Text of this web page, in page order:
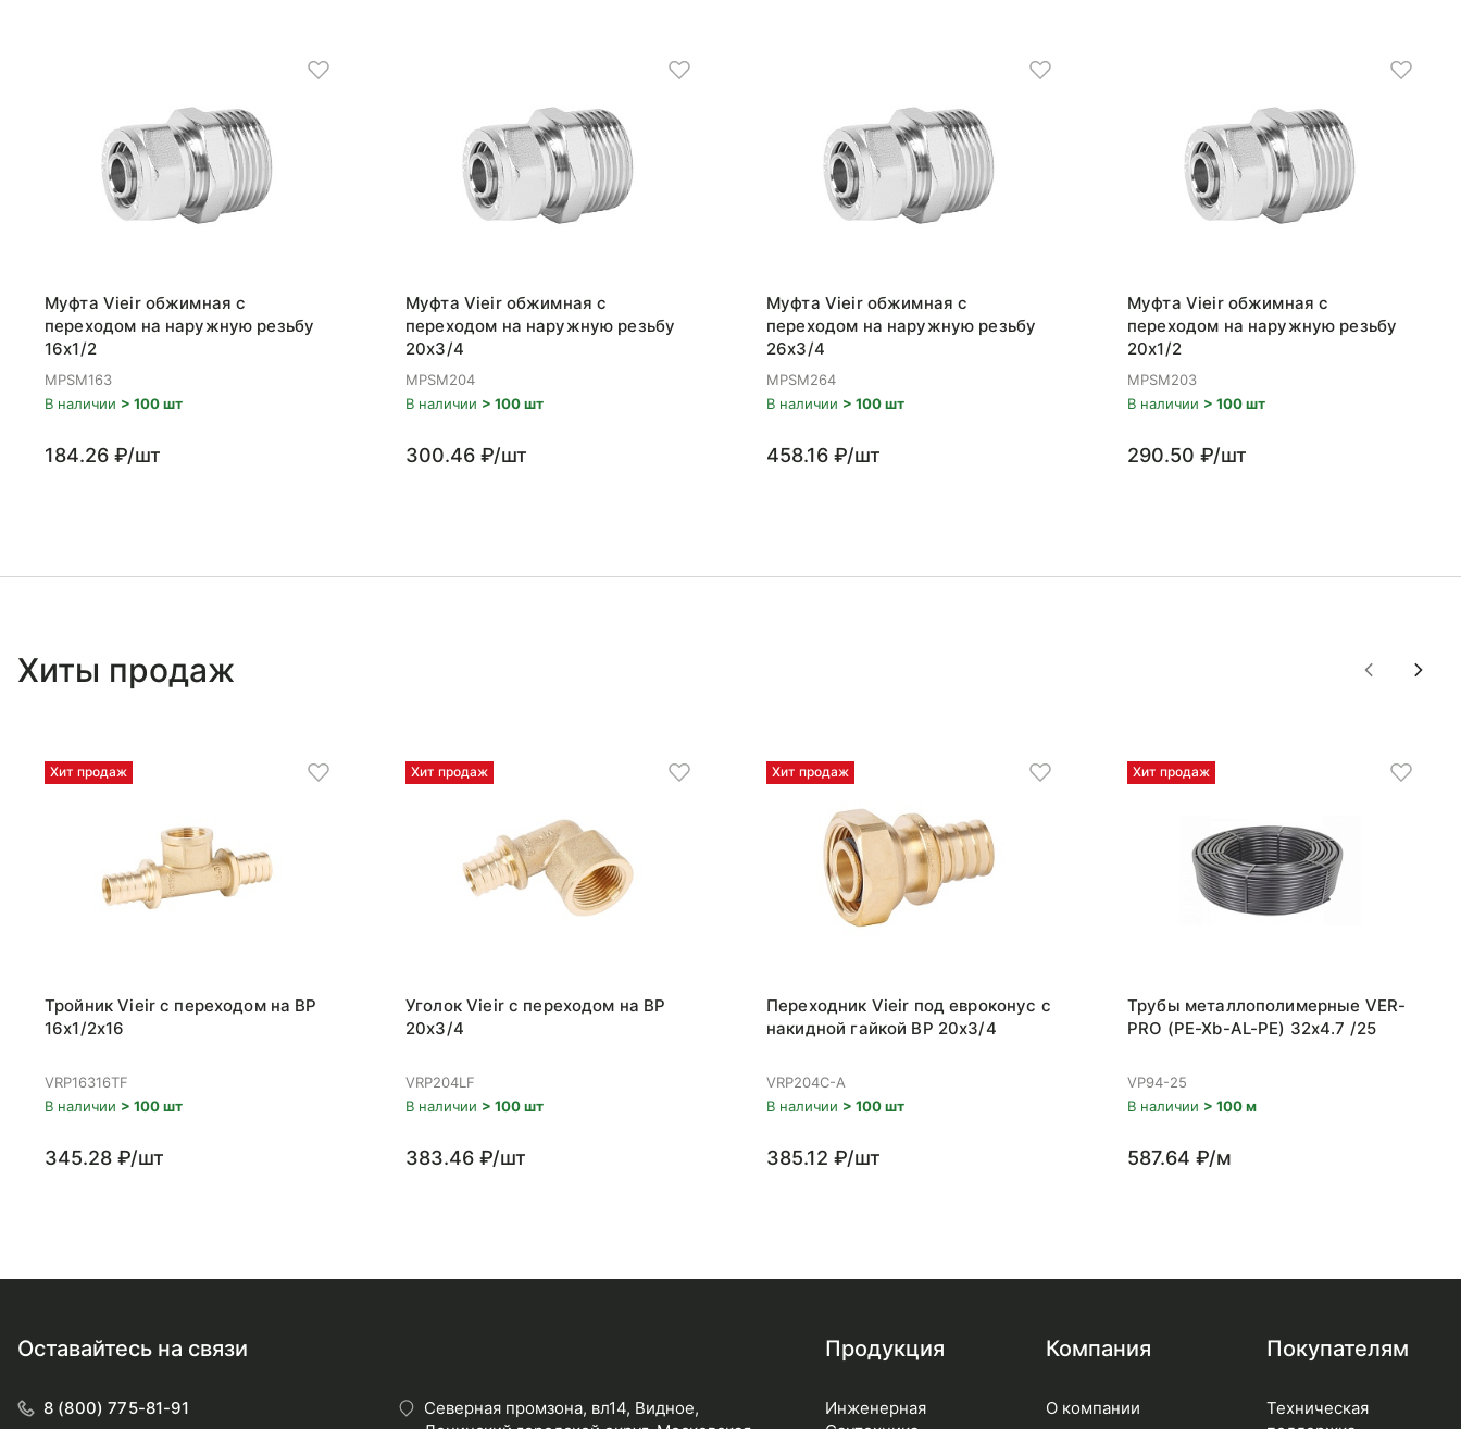
Муфта Vieir обжимная с
переходом на наружную резьбу
16x1/2
MPSM163
В наличии > 100 шт
184.26 ₽/шт
Муфта Vieir обжимная с
переходом на наружную резьбу
20x3/4
MPSM204
В наличии > 100 шт
300.46 ₽/шт
Муфта Vieir обжимная с
переходом на наружную резьбу
26x3/4
MPSM264
В наличии > 100 шт
458.16 ₽/шт
Муфта Vieir обжимная с
переходом на наружную резьбу
20x1/2
MPSM203
В наличии > 100 шт
290.50 ₽/шт
Хиты продаж
Хит продаж
Тройник Vieir с переходом на ВР
16x1/2x16
VRP16316TF
В наличии > 100 шт
345.28 ₽/шт
Хит продаж
Уголок Vieir с переходом на ВР
20x3/4
VRP204LF
В наличии > 100 шт
383.46 ₽/шт
Хит продаж
Переходник Vieir под евроконус с
накидной гайкой ВР 20x3/4
VRP204C-A
В наличии > 100 шт
385.12 ₽/шт
Хит продаж
Трубы металлополимерные VER-
PRO (PE-Xb-AL-PE) 32x4.7 /25
VP94-25
В наличии > 100 м
587.64 ₽/м
Оставайтесь на связи
8 (800) 775-81-91
Северная промзона, вл14, Видное,
Продукция
Инженерная
Компания
О компании
Покупателям
Техническая